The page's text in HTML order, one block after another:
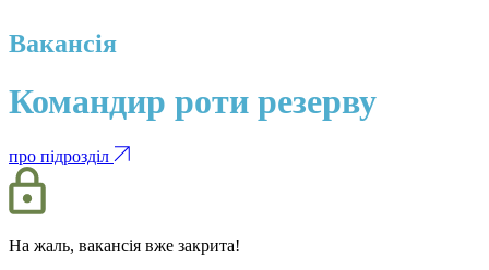
Вакансія
Командир роти резерву
про підрозділ
На жаль, вакансія вже закрита!